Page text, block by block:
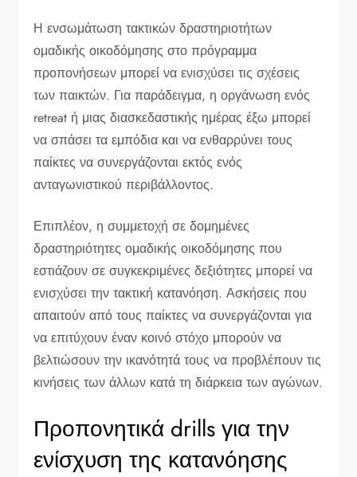
Η ενσωμάτωση τακτικών δραστηριοτήτων
ομαδικής οικοδόμησης στο πρόγραμμα
προπονήσεων μπορεί να ενισχύσει τις σχέσεις
των παικτών. Για παράδειγμα, η οργάνωση ενός
retreat ή μιας διασκεδαστικής ημέρας έξω μπορεί
να σπάσει τα εμπόδια και να ενθαρρύνει τους
παίκτες να συνεργάζονται εκτός ενός
ανταγωνιστικού περιβάλλοντος.
Επιπλέον, η συμμετοχή σε δομημένες
δραστηριότητες ομαδικής οικοδόμησης που
εστιάζουν σε συγκεκριμένες δεξιότητες μπορεί να
ενισχύσει την τακτική κατανόηση. Ασκήσεις που
απαιτούν από τους παίκτες να συνεργάζονται για
να επιτύχουν έναν κοινό στόχο μπορούν να
βελτιώσουν την ικανότητά τους να προβλέπουν τις
κινήσεις των άλλων κατά τη διάρκεια των αγώνων.
Προπονητικά drills για την
ενίσχυση της κατανόησης